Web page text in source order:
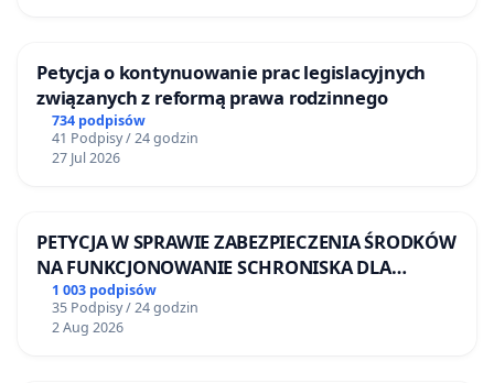
Petycja o kontynuowanie prac legislacyjnych
związanych z reformą prawa rodzinnego
734 podpisów
41 Podpisy / 24 godzin
27 Jul 2026
PETYCJA W SPRAWIE ZABEZPIECZENIA ŚRODKÓW
NA FUNKCJONOWANIE SCHRONISKA DLA
BEZDOMNYCH ZWIERZĄT W SKARYSZEWIE
1 003 podpisów
35 Podpisy / 24 godzin
2 Aug 2026